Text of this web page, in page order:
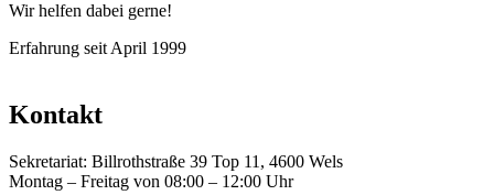
Wir helfen dabei gerne!
Erfahrung seit April 1999
Kontakt
Sekretariat: Billrothstraße 39 Top 11, 4600 Wels
Montag – Freitag von 08:00 – 12:00 Uhr